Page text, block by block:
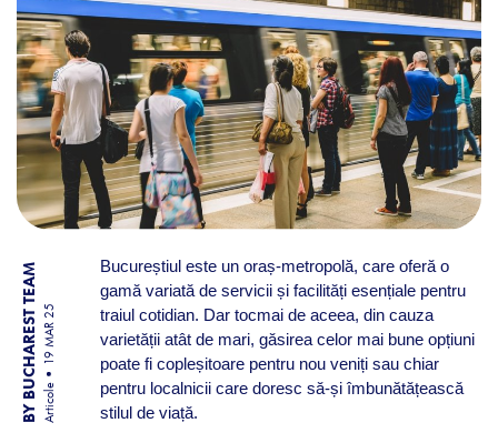
BY BUCHAREST TEAM Articole
19 MAR 25
Bucureștiul este un oraș-metropolă, care oferă o
gamă variată de servicii și facilități esențiale pentru
traiul cotidian. Dar tocmai de aceea, din cauza
varietății atât de mari, găsirea celor mai bune opțiuni
poate fi copleșitoare pentru nou veniți sau chiar
pentru localnicii care doresc să-și îmbunătățească
stilul de viață.